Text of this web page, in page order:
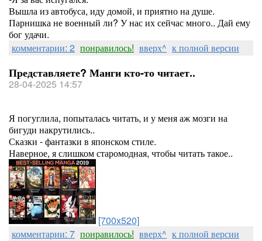
Вышла из автобуса, иду домой, и приятно на душе.
Парнишка не военный ли? У нас их сейчас много.. Дай ему
бог удачи.
комментарии: 2 понравилось! вверх^ к полной версии
Представляете? Манги кто-то читает..
28-04-2025 14:57
Я погуглила, попыталась читать, и у меня аж мозги на
бигуди накрутились..
Сказки - фантазки в японском стиле.
Наверное, я слишком старомодная, чтобы читать такое..
[700x520]
комментарии: 7 понравилось! вверх^ к полной версии